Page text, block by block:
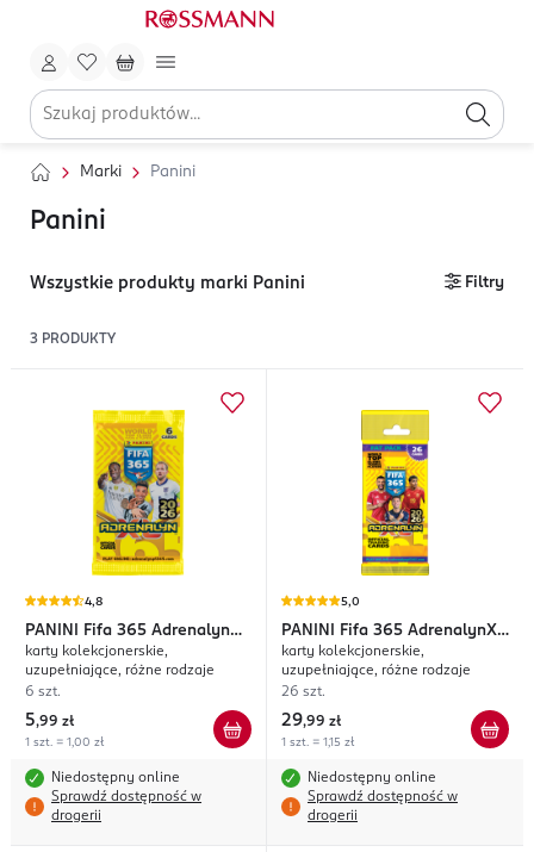
Marki Panini
Panini
Wszystkie produkty marki Panini Filtry
3 PRODUKTY
4,8
PANINI
Fifa 365 AdrenalynXL
2026
karty kolekcjonerskie,
uzupełniające, różne rodzaje
6 szt.
5,99 zł
1 szt. = 1,00 zł
Niedostępny online
Sprawdź dostępność w
drogerii
5,0
PANINI
Fifa 365 AdrenalynXL
2026
karty kolekcjonerskie,
uzupełniające, różne rodzaje
26 szt.
29,99 zł
1 szt. = 1,15 zł
Niedostępny online
Sprawdź dostępność w
drogerii